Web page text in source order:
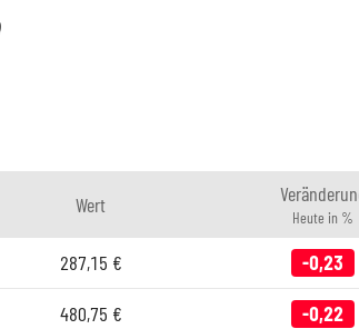
Wert
Heute in %
287,15 € -0,23
480,75 € -0,22